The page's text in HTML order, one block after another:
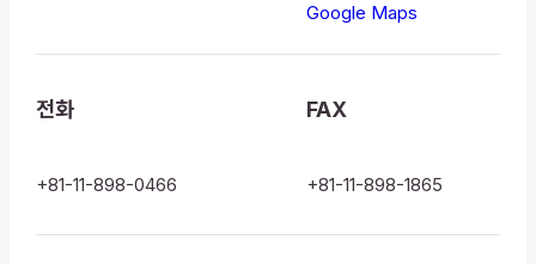
Google Maps
전화
+81-11-898-0466
FAX
+81-11-898-1865